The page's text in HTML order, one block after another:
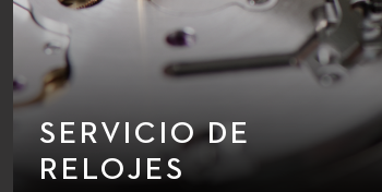
SERVICIO DE
RELOJES